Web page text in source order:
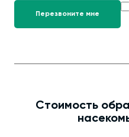
Стоимость